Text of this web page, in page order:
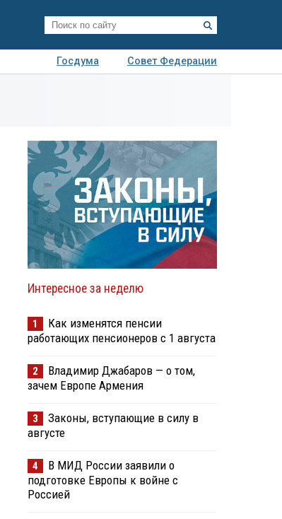
Госдума
Совет Федерации
Интересное за неделю
1
Как изменятся пенсии
работающих пенсионеров с 1 августа
2
Владимир Джабаров — о том,
зачем Европе Армения
3
Законы, вступающие в силу в
августе
4
В МИД России заявили о
подготовке Европы к войне с
Россией